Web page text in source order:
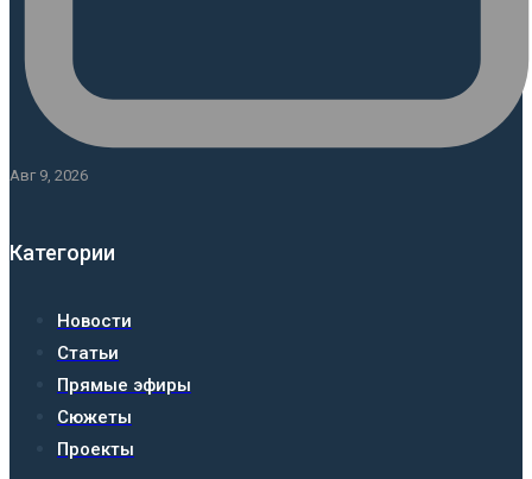
Авг 9, 2026
Категории
Новости
Статьи
Прямые эфиры
Сюжеты
Проекты